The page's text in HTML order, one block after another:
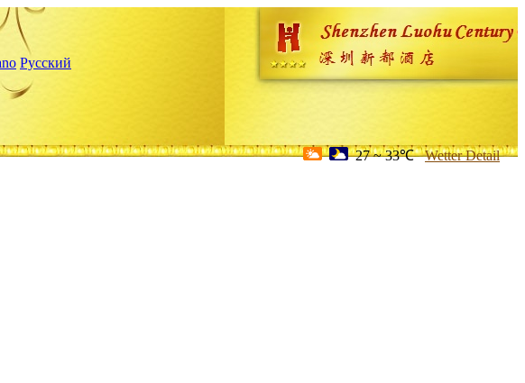
Русский
27 ~ 33℃ Wetter Detail